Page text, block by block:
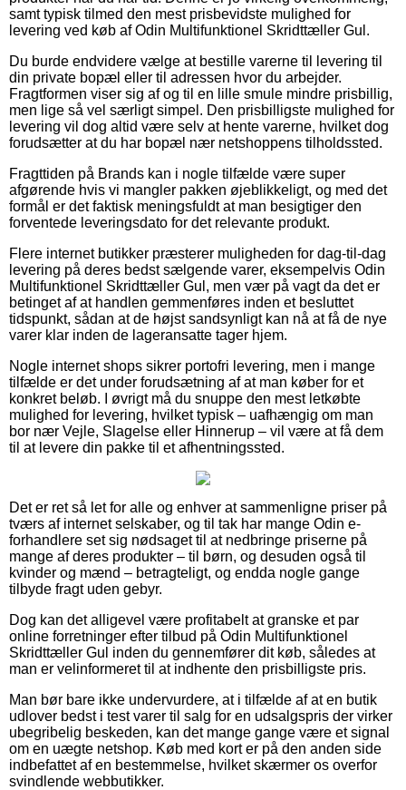
samt typisk tilmed den mest prisbevidste mulighed for
levering ved køb af Odin Multifunktionel Skridttæller Gul.
Du burde endvidere vælge at bestille varerne til levering til
din private bopæl eller til adressen hvor du arbejder.
Fragtformen viser sig af og til en lille smule mindre prisbillig,
men lige så vel særligt simpel. Den prisbilligste mulighed for
levering vil dog altid være selv at hente varerne, hvilket dog
forudsætter at du har bopæl nær netshoppens tilholdssted.
Fragttiden på Brands kan i nogle tilfælde være super
afgørende hvis vi mangler pakken øjeblikkeligt, og med det
formål er det faktisk meningsfuldt at man besigtiger den
forventede leveringsdato for det relevante produkt.
Flere internet butikker præsterer muligheden for dag-til-dag
levering på deres bedst sælgende varer, eksempelvis Odin
Multifunktionel Skridttæller Gul, men vær på vagt da det er
betinget af at handlen gemmenføres inden et besluttet
tidspunkt, sådan at de højst sandsynligt kan nå at få de nye
varer klar inden de lageransatte tager hjem.
Nogle internet shops sikrer portofri levering, men i mange
tilfælde er det under forudsætning af at man køber for et
konkret beløb. I øvrigt må du snuppe den mest letkøbte
mulighed for levering, hvilket typisk – uafhængig om man
bor nær Vejle, Slagelse eller Hinnerup – vil være at få dem
til at levere din pakke til et afhentningssted.
Det er ret så let for alle og enhver at sammenligne priser på
tværs af internet selskaber, og til tak har mange Odin e-
forhandlere set sig nødsaget til at nedbringe priserne på
mange af deres produkter – til børn, og desuden også til
kvinder og mænd – betragteligt, og endda nogle gange
tilbyde fragt uden gebyr.
Dog kan det alligevel være profitabelt at granske et par
online forretninger efter tilbud på Odin Multifunktionel
Skridttæller Gul inden du gennemfører dit køb, således at
man er velinformeret til at indhente den prisbilligste pris.
Man bør bare ikke undervurdere, at i tilfælde af at en butik
udlover bedst i test varer til salg for en udsalgspris der virker
ubegribelig beskeden, kan det mange gange være et signal
om en uægte netshop. Køb med kort er på den anden side
indbefattet af en bestemmelse, hvilket skærmer os overfor
svindlende webbutikker.